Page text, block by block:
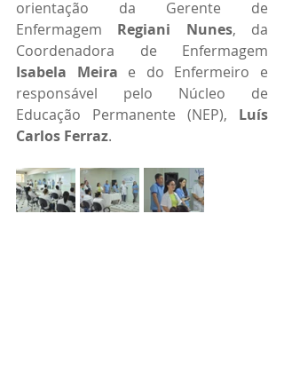
orientação da Gerente de
Enfermagem Regiani Nunes, da
Isabela Meira e do Enfermeiro e
responsável pelo Núcleo de
Educação Permanente (NEP), Luís
Carlos Ferraz.